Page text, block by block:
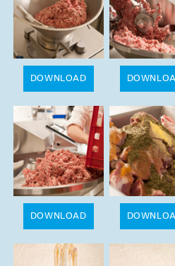
DOWNLOAD
DOWNLOAD